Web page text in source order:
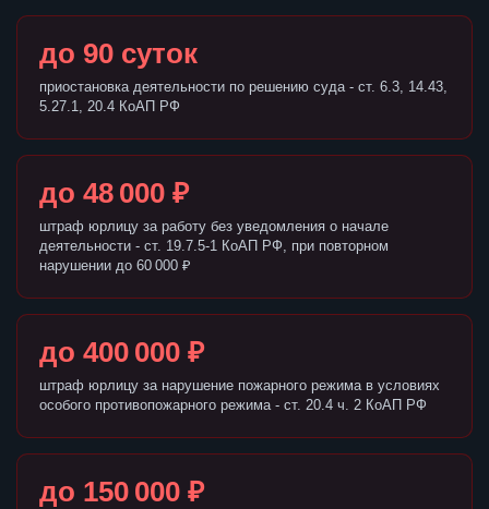
до 90 суток
приостановка деятельности по решению суда - ст. 6.3, 14.43,
5.27.1, 20.4 КоАП РФ
до 48 000 ₽
штраф юрлицу за работу без уведомления о начале
деятельности - ст. 19.7.5-1 КоАП РФ, при повторном
нарушении до 60 000 ₽
до 400 000 ₽
штраф юрлицу за нарушение пожарного режима в условиях
особого противопожарного режима - ст. 20.4 ч. 2 КоАП РФ
до 150 000 ₽